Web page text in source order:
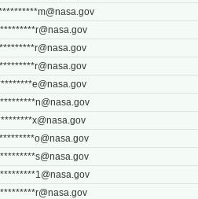
m@nasa.gov
r@nasa.gov
r@nasa.gov
r@nasa.gov
e@nasa.gov
n@nasa.gov
x@nasa.gov
o@nasa.gov
s@nasa.gov
1@nasa.gov
r@nasa.gov